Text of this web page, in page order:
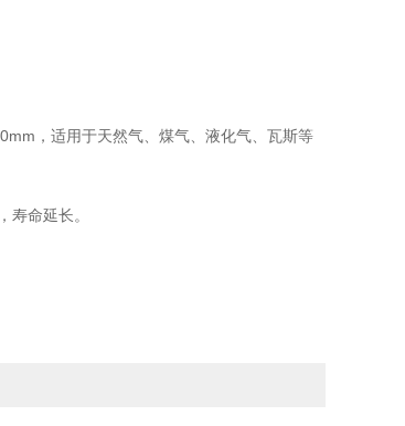
，适用于天然气、煤气、液化气、瓦斯等
命延长。